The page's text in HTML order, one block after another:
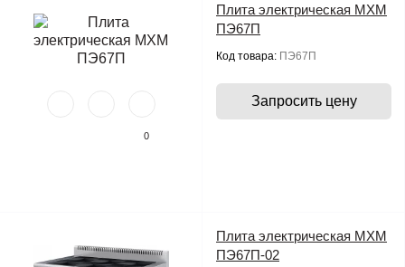
0
Плита электрическая МХМ
ПЭ67П
Код товара: ПЭ67П
Запросить цену
Плита электрическая МХМ
ПЭ67П-02